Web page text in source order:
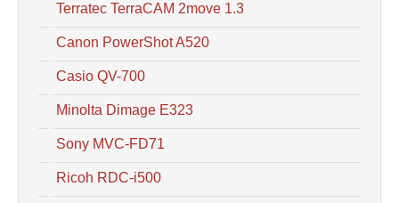
Terratec TerraCAM 2move 1.3
Canon PowerShot A520
Casio QV-700
Minolta Dimage E323
Sony MVC-FD71
Ricoh RDC-i500